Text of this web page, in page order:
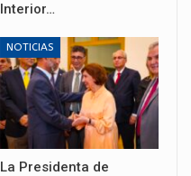
Interior…
NOTICIAS
La Presidenta de